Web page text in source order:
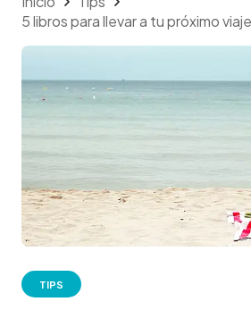
5 libros para llevar a tu próximo
TIPS